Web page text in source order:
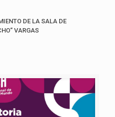
DE LA SALA DE
VARGAS